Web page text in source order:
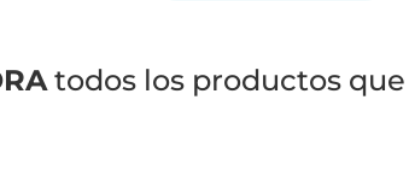
todos los productos